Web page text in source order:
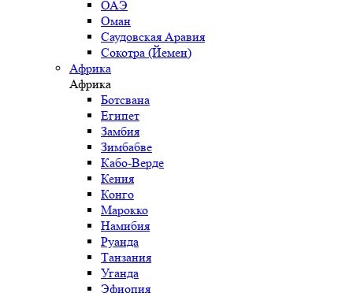
ОАЭ
Оман
Саудовская Аравия
Сокотра (Йемен)
Африка
Африка
Ботсвана
Египет
Замбия
Зимбабве
Кабо-Верде
Кения
Конго
Марокко
Намибия
Руанда
Танзания
Уганда
Эфиопия